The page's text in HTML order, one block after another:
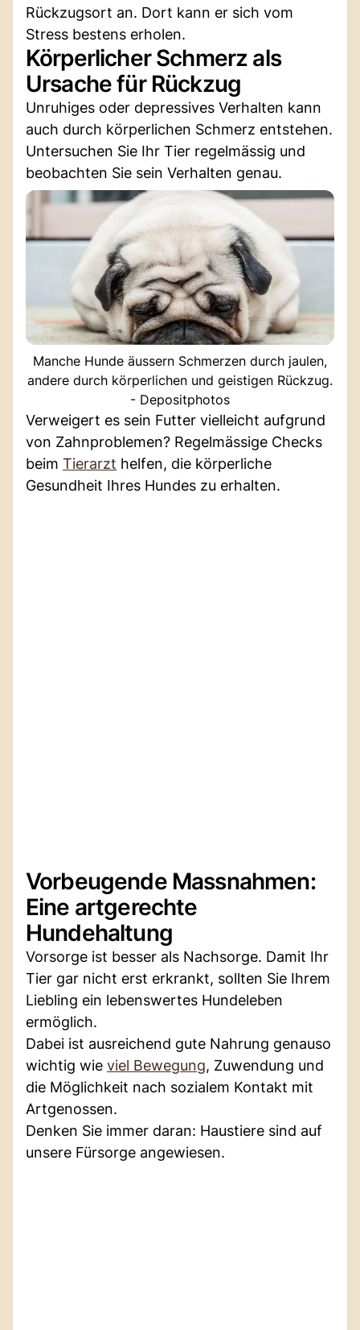
Rückzugsort an. Dort kann er sich vom
Stress bestens erholen.
Körperlicher Schmerz als
Ursache für Rückzug
Unruhiges oder depressives Verhalten kann
auch durch körperlichen Schmerz entstehen.
Untersuchen Sie Ihr Tier regelmässig und
beobachten Sie sein Verhalten genau.
Manche Hunde äussern Schmerzen durch jaulen,
andere durch körperlichen und geistigen Rückzug.
- Depositphotos
Verweigert es sein Futter vielleicht aufgrund
von Zahnproblemen? Regelmässige Checks
beim Tierarzt helfen, die körperliche
Gesundheit Ihres Hundes zu erhalten.
Vorbeugende Massnahmen:
Eine artgerechte
Hundehaltung
Vorsorge ist besser als Nachsorge. Damit Ihr
Tier gar nicht erst erkrankt, sollten Sie Ihrem
Liebling ein lebenswertes Hundeleben
ermöglich.
Dabei ist ausreichend gute Nahrung genauso
wichtig wie viel Bewegung, Zuwendung und
die Möglichkeit nach sozialem Kontakt mit
Artgenossen.
Denken Sie immer daran: Haustiere sind auf
unsere Fürsorge angewiesen.